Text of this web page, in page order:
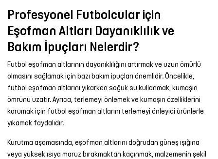
Profesyonel Futbolcular için
Eşofman Altları Dayanıklılık ve
Bakım İpuçları Nelerdir?
Futbol eşofman altlarının dayanıklılığını artırmak ve uzun ömürlü
olmasını sağlamak için bazı bakım ipuçları önemlidir. Öncelikle,
futbol eşofman altlarını yıkarken soğuk su kullanmak, kumaşın
ömrünü uzatır. Ayrıca, terlemeyi önlemek ve kumaşın özelliklerini
korumak için futbol eşofman altlarını terlemeyi önleyici ürünlerle
yıkamak faydalıdır.
Kurutma aşamasında, eşofman altlarını doğrudan güneş ışığına
veya yüksek ısıya maruz bırakmaktan kaçınmak, malzemenin şekil